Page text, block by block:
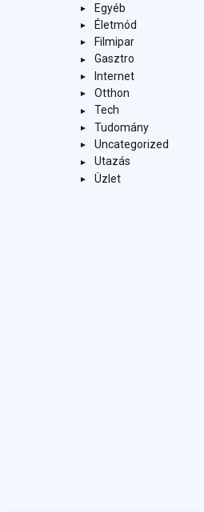
Egyéb
Életmód
Filmipar
Gasztro
Internet
Otthon
Tech
Tudomány
Uncategorized
Utazás
Üzlet